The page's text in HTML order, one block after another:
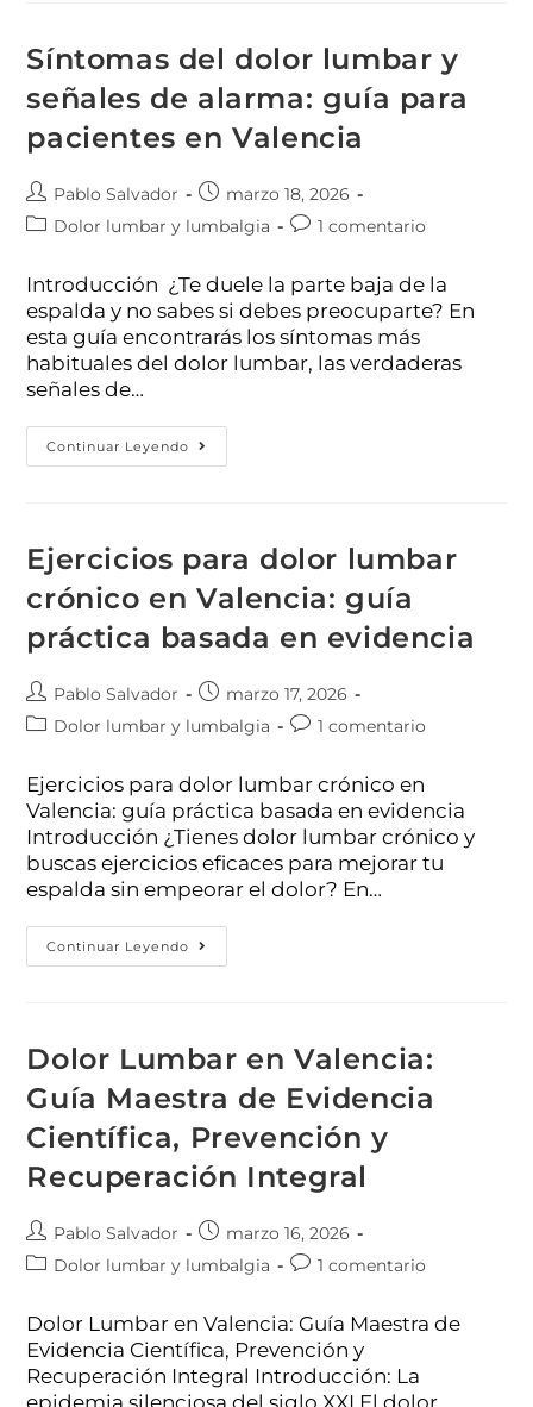
Síntomas del dolor lumbar y
señales de alarma: guía para
pacientes en Valencia
Pablo Salvador
marzo 18, 2026
Dolor lumbar y lumbalgia
1 comentario
Introducción ¿Te duele la parte baja de la
espalda y no sabes si debes preocuparte? En
esta guía encontrarás los síntomas más
habituales del dolor lumbar, las verdaderas
señales de…
Continuar Leyendo
Ejercicios para dolor lumbar
crónico en Valencia: guía
práctica basada en evidencia
Pablo Salvador
marzo 17, 2026
Dolor lumbar y lumbalgia
1 comentario
Ejercicios para dolor lumbar crónico en
Valencia: guía práctica basada en evidencia
Introducción ¿Tienes dolor lumbar crónico y
buscas ejercicios eficaces para mejorar tu
espalda sin empeorar el dolor? En…
Continuar Leyendo
Dolor Lumbar en Valencia:
Guía Maestra de Evidencia
Científica, Prevención y
Recuperación Integral
Pablo Salvador
marzo 16, 2026
Dolor lumbar y lumbalgia
1 comentario
Dolor Lumbar en Valencia: Guía Maestra de
Evidencia Científica, Prevención y
Recuperación Integral Introducción: La
epidemia silenciosa del siglo XXI El dolor